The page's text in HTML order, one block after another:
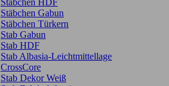
Stäbchen HDF
Stäbchen Gabun
Stäbchen Türkern
Stab Gabun
Stab HDF
Stab Albasia-Leichtmittellage
CrossCore
Stab Dekor Weiß